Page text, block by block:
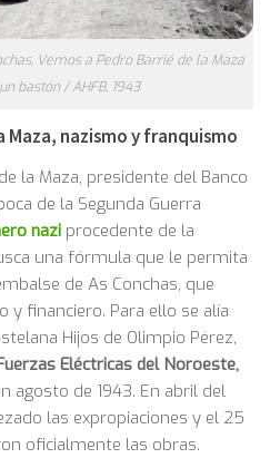
Vemos a Pedro Barrié de la Maza
bastón / AHFB, 1943
Maza, nazismo y franquismo
la Maza, presidente del Banco
de la Segunda Guerra
nazi procedente de la
una fórmula que le permita
de As Conchas, que
y financiero. Para ello se alía
Hijos de Olimpio Pérez,
Eléctricas del Noroeste,
agosto de 1943. En abril del
las expropiaciones y el 25
oficialmente las obras.